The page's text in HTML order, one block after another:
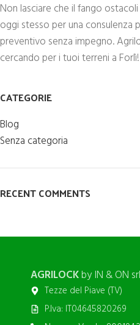
Non lasciare che il fango
oggi stesso per una consulenza
preventivo senza impegno.
cercando per i tuoi terreni a Forlì!
CATEGORIE
Blog
Senza categoria
RECENT COMMENTS
AGRILOCKby IN & ON srl
Tezze del Piave (TV)
P.Iva: IT04645820269